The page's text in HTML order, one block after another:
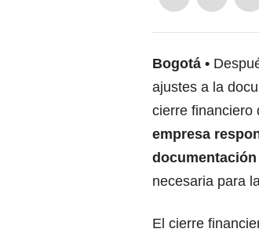
Bogotá
ajustes a la
cierre financiero
empresa
necesaria para
El cierre